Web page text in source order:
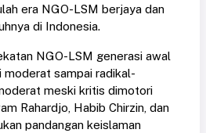
era NGO-LSM berjaya dan
di Indonesia.
NGO-LSM generasi awal
moderat sampai radikal-
meski kritis dimotori
Rahardjo, Habib Chirzin, dan
pandangan keislaman